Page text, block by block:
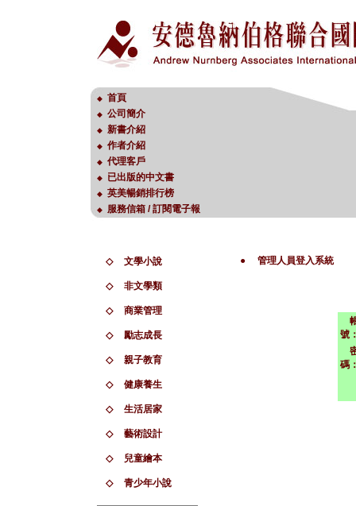
◆ 首頁
◆ 公司簡介
◆ 新書介紹
◆ 作者介紹
◆ 代理客戶
◆ 已出版的中文書
◆ 英美暢銷排行榜
◆ 服務信箱 / 訂閱電子報
◇ 文學小說
◇ 非文學類
◇ 商業管理
◇ 勵志成長
◇ 親子教育
◇ 健康養生
◇ 生活居家
◇ 藝術設計
◇ 兒童繪本
◇ 青少年小說
● 管理人員登入系統
號
碼